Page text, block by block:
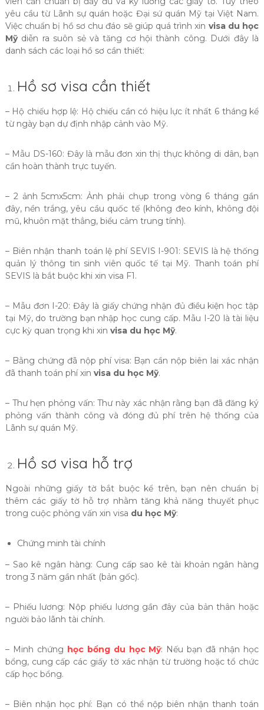
yêu cầu từ Lãnh sự quán hoặc Đại sứ quán Mỹ tại Việt Nam.
Việc chuẩn bị hồ sơ chu đáo sẽ giúp quá trình xin visa du học
Mỹdiễn ra suôn sẻ và tăng cơ hội thành công. Dưới đây là
danh sách các loại hồ sơ cần thiết:
Hồ sơ visa cần thiết
– Hộ chiếu hợp lệ: Hộ chiếu cần có hiệu lực ít nhất 6 tháng kể
từ ngày bạn dự định nhập cảnh vào Mỹ.
– Mẫu DS-160: Đây là mẫu đơn xin thị thực không di dân, bạn
cần hoàn thành trực tuyến.
– 2 ảnh 5cmx5cm: Ảnh phải chụp trong vòng 6 tháng gần
đây, nền trắng, yêu cầu quốc tế (không đeo kính, không đội
mũ, khuôn mặt thẳng, biểu cảm trung tính).
– Biên nhận thanh toán lệ phí SEVIS I-901: SEVIS là hệ thống
quản lý thông tin sinh viên quốc tế tại Mỹ. Thanh toán phí
SEVIS là bắt buộc khi xin visa F1.
– Mẫu đơn I-20: Đây là giấy chứng nhận đủ điều kiện học tập
tại Mỹ, do trường bạn nhập học cung cấp. Mẫu I-20 là tài liệu
cực kỳ quan trọng khi xin visa du học Mỹ.
– Bằng chứng đã nộp phí visa: Bạn cần nộp biên lai xác nhận
đã thanh toán phí xin visa du học Mỹ.
– Thư hẹn phỏng vấn: Thư này xác nhận rằng bạn đã đăng ký
phỏng vấn thành công và đóng đủ phí trên hệ thống của
Lãnh sự quán Mỹ.
Hồ sơ visa hỗ trợ
Ngoài những giấy tờ bắt buộc kể trên, bạn nên chuẩn bị
thêm các giấy tờ hỗ trợ nhằm tăng khả năng thuyết phục
trong cuộc phỏng vấn xin visa du học Mỹ:
Chứng minh tài chính
– Sao kê ngân hàng: Cung cấp sao kê tài khoản ngân hàng
trong 3 năm gần nhất (bản gốc).
– Phiếu lương: Nộp phiếu lương gần đây của bản thân hoặc
người bảo lãnh tài chính.
– Minh chứng học bổng du học Mỹ: Nếu bạn đã nhận học
bổng, cung cấp các giấy tờ xác nhận từ trường hoặc tổ chức
cấp học bổng.
– Biên nhận học phí: Bạn có thể nộp biên nhận thanh toán